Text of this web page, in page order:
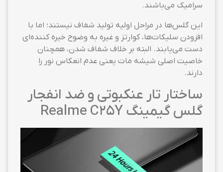
سرامیک می‌باشند.
این گلس‌ها در مراحل اولیه تولید شفاف نیستند؛ اما با
افزودن سلیکات‌ها، کوارتز و غیره به وضوح خیره کننده‌ای
دست می‌یابند. البته بر خلاف شفاف شدن، همچنان
خاصیت اصلی شیشه مات یعنی عدم انعکاس نور را
دارند.
ساختار تار عنکبوتی و ضد انفجار
گلس گیمینگ Realme C25Y